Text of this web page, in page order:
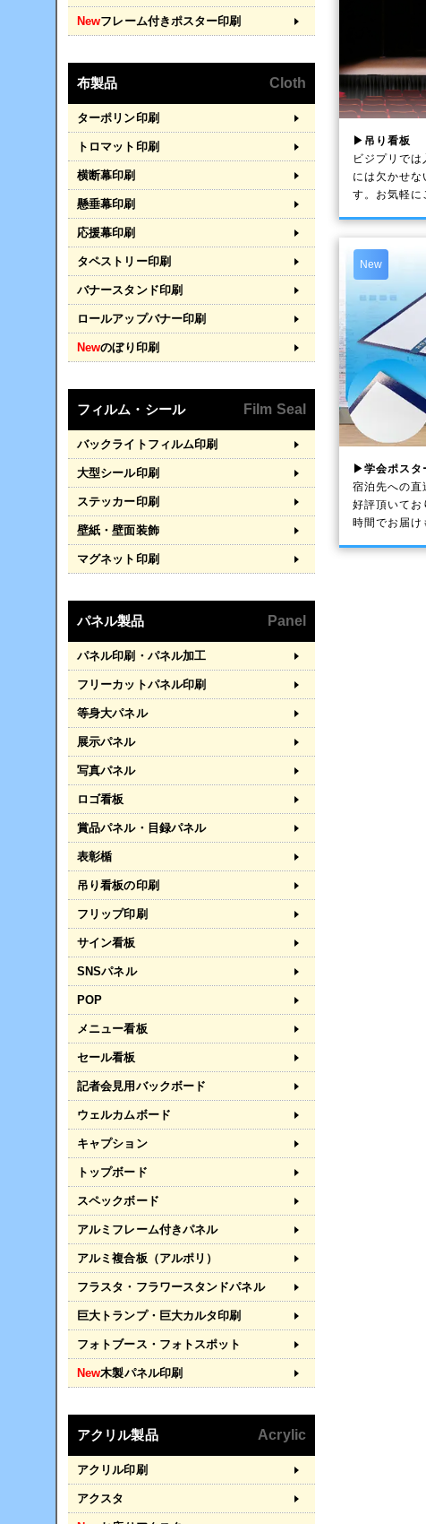
▶吊り看板
ビジプリでは
には欠かせな
す。お気軽に
New
▶学会ポス
宿泊先への直
好評頂いてお
時間でお届け
Newフレーム付きポスター印刷
布製品 Cloth
ターポリン印刷
トロマット印刷
横断幕印刷
懸垂幕印刷
応援幕印刷
タペストリー印刷
バナースタンド印刷
ロールアップバナー印刷
Newのぼり印刷
フィルム・シール Film Seal
バックライトフィルム印刷
大型シール印刷
ステッカー印刷
壁紙・壁面装飾
マグネット印刷
パネル製品 Panel
パネル印刷・パネル加工
フリーカットパネル印刷
等身大パネル
展示パネル
写真パネル
ロゴ看板
賞品パネル・目録パネル
表彰楯
吊り看板の印刷
フリップ印刷
サイン看板
SNSパネル
POP
メニュー看板
セール看板
記者会見用バックボード
ウェルカムボード
キャプション
トップボード
スペックボード
アルミフレーム付きパネル
アルミ複合板（アルポリ）
フラスタ・フラワースタンドパネル
巨大トランプ・巨大カルタ印刷
フォトブース・フォトスポット
New木製パネル印刷
アクリル製品 Acrylic
アクリル印刷
アクスタ